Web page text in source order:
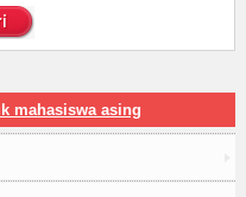
mahasiswa asing